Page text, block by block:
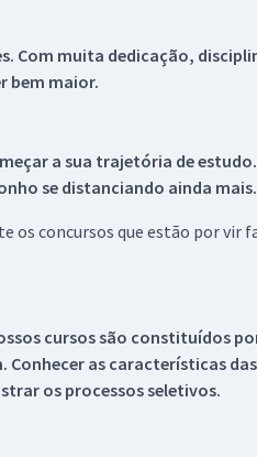
Com muita dedicação,
bem maior.
a sua trajetória de
se distanciando ainda mais.
os concursos que estão por vir
cursos são constituídos
as características
os processos seletivos.